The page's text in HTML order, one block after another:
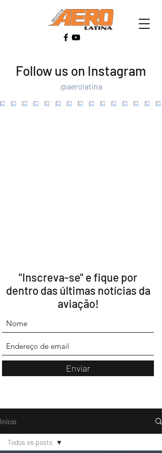
Follow us on Instagram
@aerolatina
"Inscreva-se" e fique por
dentro das últimas notícias da
aviação!
Enviar
Início
Todos os posts